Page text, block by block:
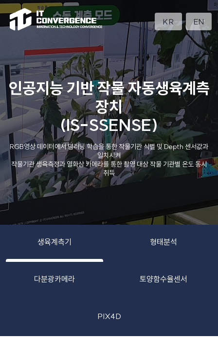
KR EN
인공지능 기반 작물 자동생육계측
장치
(IS-SSENSE)
RGB영상 데이터에서 딥러닝 학습을 통한 작물기관 식별 및 Depth 센서값과
일치시켜
작물기관 생육측정과 열화상 카메라를 통한 촬영 대상 작물 기관별 온도 동시
취득
생육계측기 형태분석
다분광카메라 토양함수율센서
PIX4D